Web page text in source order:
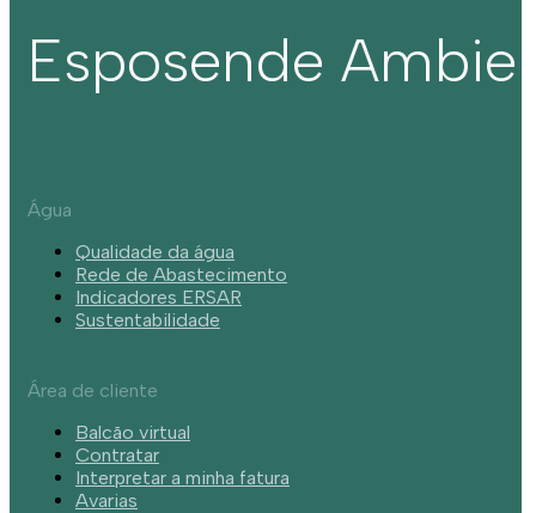
Esposende
Água
Qualidade da água
Rede de Abastecimento
Indicadores ERSAR
Sustentabilidade
Área de cliente
Balcão virtual
Contratar
Interpretar a minha fatura
Avarias